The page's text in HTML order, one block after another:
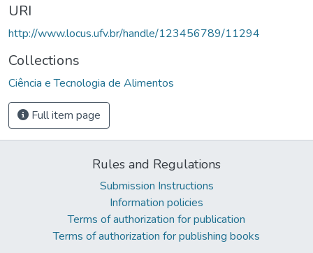
URI
http://www.locus.ufv.br/handle/123456789/11294
Collections
Ciência e Tecnologia de Alimentos
Full item page
Rules and Regulations
Submission Instructions
Information policies
Terms of authorization for publication
Terms of authorization for publishing books